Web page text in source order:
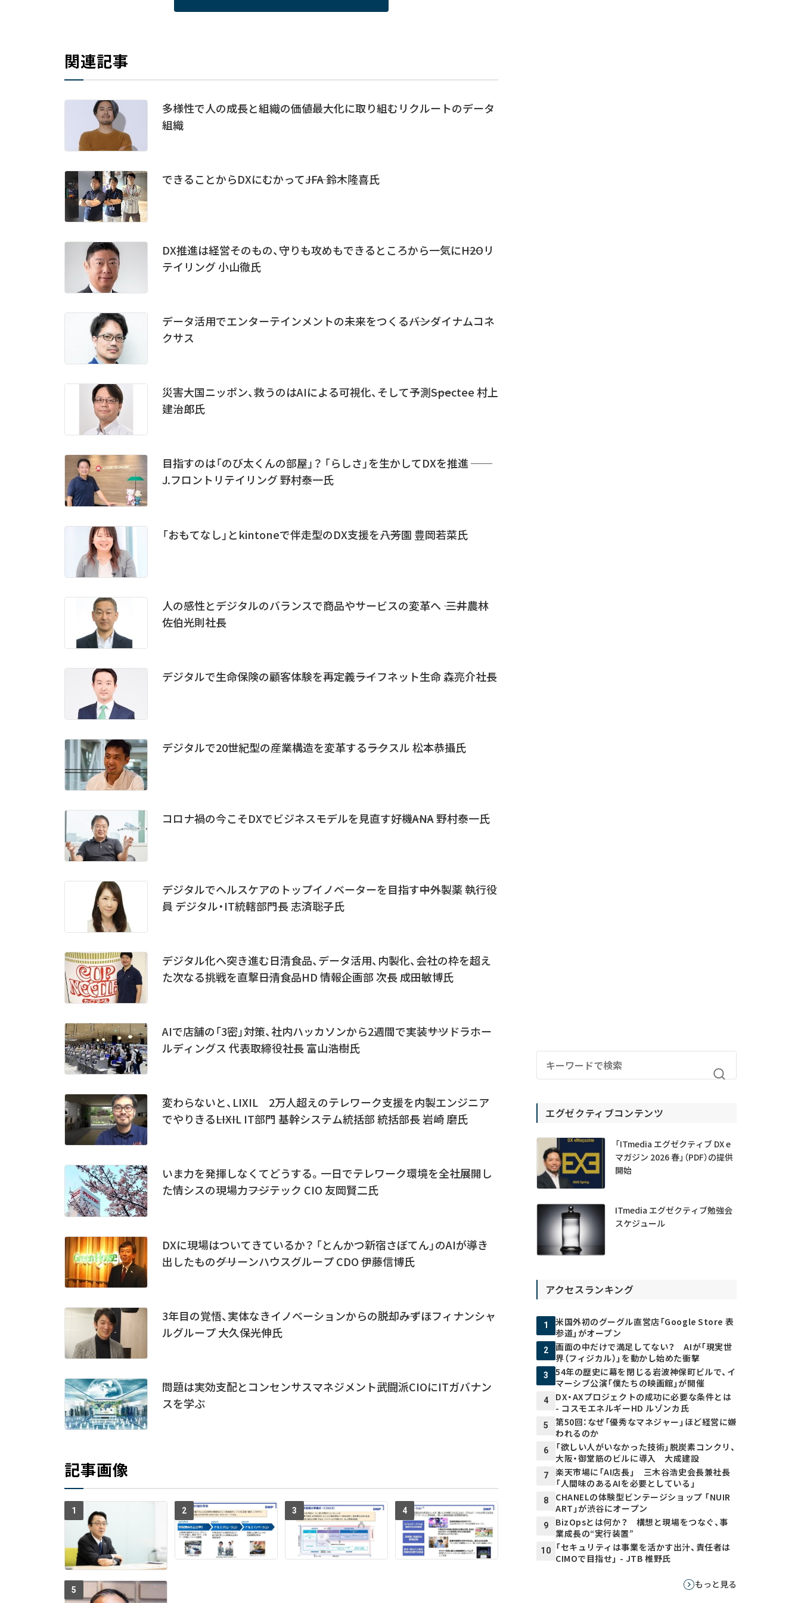
関連記事
多様性で人の成長と組織の価値最大化に取り組むリクルートのデータ
組織
できることからDXにむかって――JFA 鈴木隆喜氏
DX推進は経営そのもの、守りも攻めもできるところから一気に――H2Oリ
テイリング 小山徹氏
データ活用でエンターテインメントの未来をつくる――バンダイナムコネ
クサス
災害大国ニッポン、救うのはAIによる可視化、そして予測――Spectee 村上
建治郎氏
目指すのは「のび太くんの部屋」？ 「らしさ」を生かしてDXを推進 ──
J.フロントリテイリング 野村泰一氏
「おもてなし」とkintoneで伴走型のDX支援を――八芳園 豊岡若菜氏
人の感性とデジタルのバランスで商品やサービスの変革へ ―― 三井農林
佐伯光則社長
デジタルで生命保険の顧客体験を再定義――ライフネット生命 森亮介社長
デジタルで20世紀型の産業構造を変革する――ラクスル 松本恭攝氏
コロナ禍の今こそDXでビジネスモデルを見直す好機――ANA 野村泰一氏
デジタルでヘルスケアのトップイノベーターを目指す――中外製薬 執行役
員 デジタル・IT統轄部門長 志済聡子氏
デジタル化へ突き進む日清食品、データ活用、内製化、会社の枠を超え
た次なる挑戦を直撃――日清食品HD 情報企画部 次長 成田敏博氏
AIで店舗の「3密」対策、社内ハッカソンから2週間で実装――サツドラホー
ルディングス 代表取締役社長 富山浩樹氏
変わらないと、LIXIL 2万人超えのテレワーク支援を内製エンジニア
でやりきる――LIXIL IT部門 基幹システム統括部 統括部長 岩崎 磨氏
いま力を発揮しなくてどうする。一日でテレワーク環境を全社展開し
た情シスの現場力――フジテック CIO 友岡賢二氏
DXに現場はついてきているか？ 「とんかつ新宿さぼてん」のAIが導き
出したもの――グリーンハウスグループ CDO 伊藤信博氏
3年目の覚悟、実体なきイノベーションからの脱却――みずほフィナンシャ
ルグループ 大久保光伸氏
問題は実効支配とコンセンサスマネジメント――武闘派CIOにITガバナン
スを学ぶ
記事画像
1 2 3 4
5
エグゼクティブコンテンツ
「ITmedia エグゼクティブ DX e
マガジン 2026 春」（PDF）の提供
開始
ITmedia エグゼクティブ勉強会
スケジュール
アクセスランキング
1
米国外初のグーグル直営店「Google Store 表
参道」がオープン
2
画面の中だけで満足してない？ AIが「現実世
界（フィジカル）」を動かし始めた衝撃
3
54年の歴史に幕を閉じる岩波神保町ビルで、イ
マーシブ公演「僕たちの映画館」が開催
4
DX・AXプロジェクトの成功に必要な条件とは
- コスモエネルギーHD ルゾンカ氏
5
第50回：なぜ「優秀なマネジャー」ほど経営に嫌
われるのか
6
「欲しい人がいなかった技術」脱炭素コンクリ、
大阪・御堂筋のビルに導入 大成建設
7
楽天市場に「AI店長」 三木谷浩史会長兼社長
「人間味のあるAIを必要としている」
8
CHANELの体験型ビンテージショップ 「NUIR
ART」が渋谷にオープン
9
BizOpsとは何か？ 構想と現場をつなぐ、事
業成長の“実行装置”
10
「セキュリティは事業を活かす出汁、責任者は
CIMOで目指せ」 - JTB 椎野氏
もっと見る